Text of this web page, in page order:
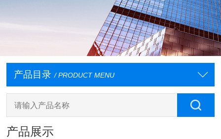
产品目录 / PRODUCT MENU
产品展示